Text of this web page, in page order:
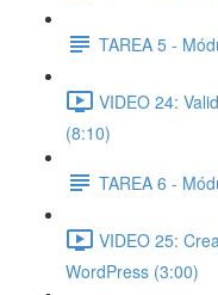
TAREA 5 -
VIDEO 24:
(8:10)
TAREA 6 -
VIDEO 25:
WordPress (3:00)